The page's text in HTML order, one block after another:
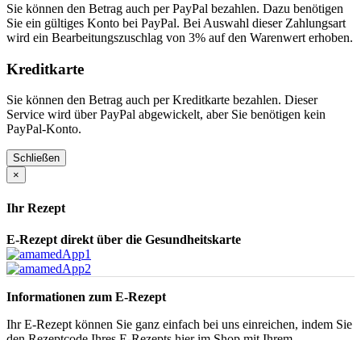
Sie können den Betrag auch per PayPal bezahlen. Dazu benötigen
Sie ein gültiges Konto bei PayPal. Bei Auswahl dieser Zahlungsart
wird ein Bearbeitungszuschlag von 3% auf den Warenwert erhoben.
Kreditkarte
Sie können den Betrag auch per Kreditkarte bezahlen. Dieser
Service wird über PayPal abgewickelt, aber Sie benötigen kein
PayPal-Konto.
Schließen
×
Ihr Rezept
E-Rezept direkt über die Gesundheitskarte
Informationen zum E-Rezept
Ihr E-Rezept können Sie ganz einfach bei uns einreichen, indem Sie